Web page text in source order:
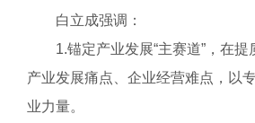
白立成强调：
1.锚定产业发展“主赛道”，在提
产业发展痛点、企业经营难点，以
业力量。